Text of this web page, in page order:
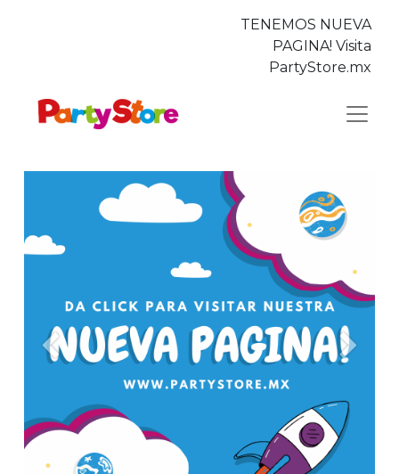
TENEMOS NUEVA
PAGINA! Visita
PartyStore.mx
Anterior